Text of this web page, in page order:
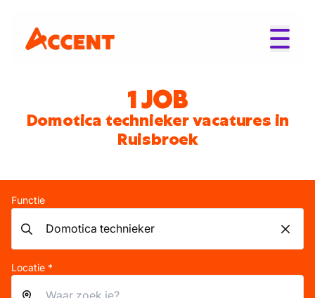
1 JOB
Domotica technieker vacatures in
Ruisbroek
Functie
Locatie *